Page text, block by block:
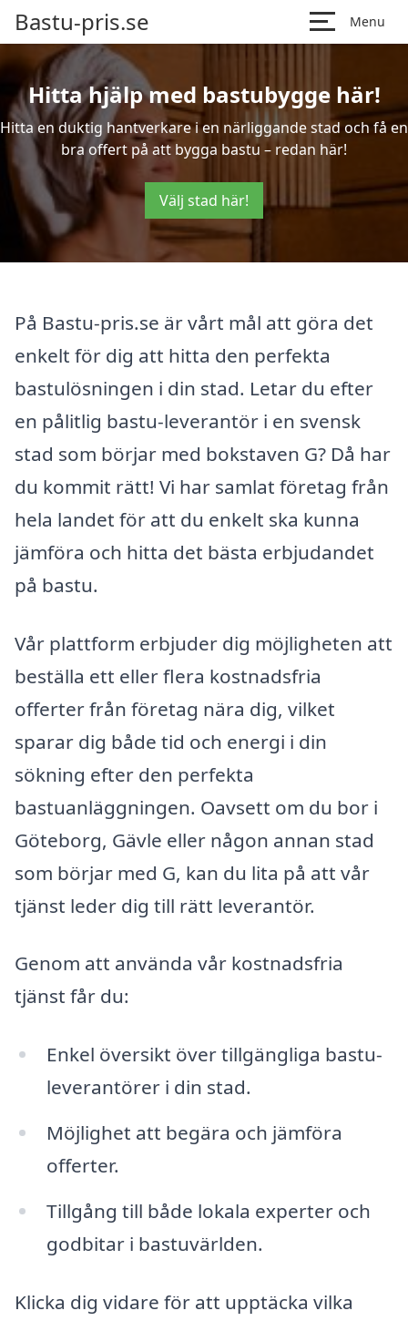
Bastu-pris.se Menu
Hitta hjälp med bastubygge här!
Hitta en duktig hantverkare i en närliggande stad och få en
bra offert på att bygga bastu – redan här!
Välj stad här!
På Bastu-pris.se är vårt mål att göra det
enkelt för dig att hitta den perfekta
bastulösningen i din stad. Letar du efter
en pålitlig bastu-leverantör i en svensk
stad som börjar med bokstaven G? Då har
du kommit rätt! Vi har samlat företag från
hela landet för att du enkelt ska kunna
jämföra och hitta det bästa erbjudandet
på bastu.
Vår plattform erbjuder dig möjligheten att
beställa ett eller flera kostnadsfria
offerter från företag nära dig, vilket
sparar dig både tid och energi i din
sökning efter den perfekta
bastuanläggningen. Oavsett om du bor i
Göteborg, Gävle eller någon annan stad
som börjar med G, kan du lita på att vår
tjänst leder dig till rätt leverantör.
Genom att använda vår kostnadsfria
tjänst får du:
Enkel översikt över tillgängliga bastu-
leverantörer i din stad.
Möjlighet att begära och jämföra
offerter.
Tillgång till både lokala experter och
godbitar i bastuvärlden.
Klicka dig vidare för att upptäcka vilka